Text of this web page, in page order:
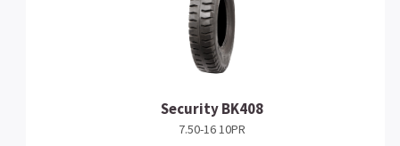
Security BK408
7.50-16 10PR